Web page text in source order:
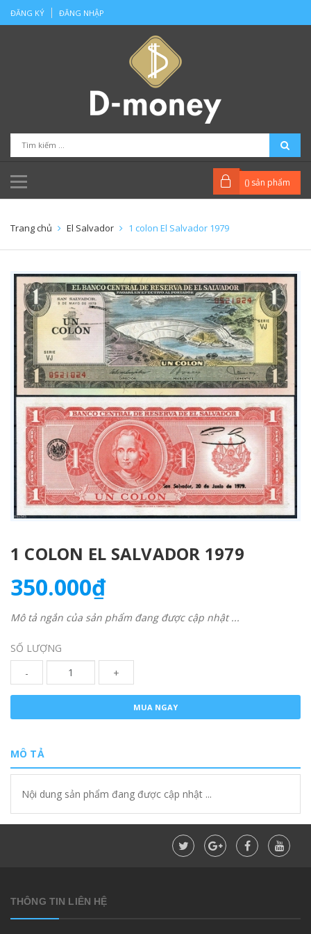
ĐĂNG KÝ ĐĂNG NHẬP
() sản phẩm
Trang chủ El Salvador 1 colon El Salvador 1979
1 COLON EL SALVADOR 1979
350.000₫
Mô tả ngắn của sản phẩm đang được cập nhật ...
SỐ LƯỢNG
-
+
MUA NGAY
MÔ TẢ
Nội dung sản phẩm đang được cập nhật ...
THÔNG TIN LIÊN HỆ